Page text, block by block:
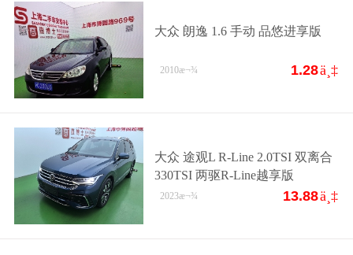
大众 朗逸 1.6 手动 品悠进享版
1.28ä¸‡
2010æ¬¾
大众 途观L R-Line 2.0TSI 双离合
330TSI 两驱R-Line越享版
13.88ä¸‡
2023æ¬¾